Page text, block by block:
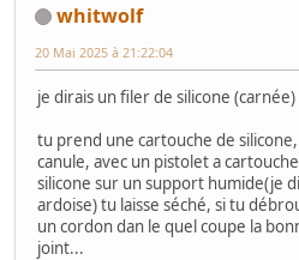
whitwolf
20 Mai 2025 à 21:22:04
je dirais un filer de silicone (carnée)
tu prend une cartouche de
canule, avec un pistolet a
silicone sur un support humide(je
ardoise) tu laisse séché, si tu
un cordon dan le quel coupe la
joint...